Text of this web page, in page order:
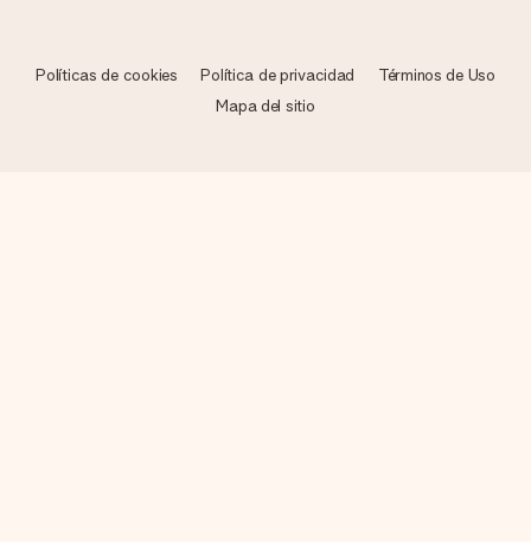
Políticas de cookies Política de privacidad
Términos de Uso
Mapa del sitio